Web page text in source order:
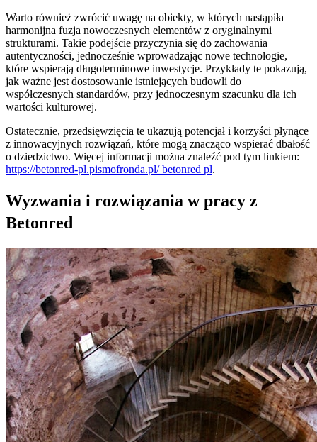
Warto również zwrócić uwagę na obiekty, w których nastąpiła
harmonijna fuzja nowoczesnych elementów z oryginalnymi
strukturami. Takie podejście przyczynia się do zachowania
autentyczności, jednocześnie wprowadzając nowe technologie,
które wspierają długoterminowe inwestycje. Przykłady te pokazują,
jak ważne jest dostosowanie istniejących budowli do
współczesnych standardów, przy jednoczesnym szacunku dla ich
wartości kulturowej.
Ostatecznie, przedsięwzięcia te ukazują potencjał i korzyści płynące
z innowacyjnych rozwiązań, które mogą znacząco wspierać dbałość
o dziedzictwo. Więcej informacji można znaleźć pod tym linkiem:
https://betonred-pl.pismofronda.pl/ betonred pl.
Wyzwania i rozwiązania w pracy z
Betonred